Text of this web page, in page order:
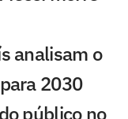
analisam o
2030
público no